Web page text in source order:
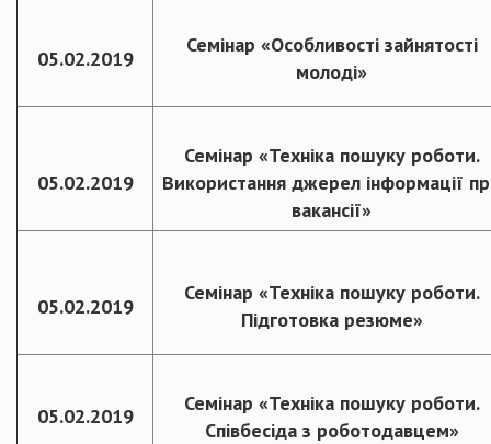
05.02.2019
Семінар «Особливості зайнятості
молоді»
05.02.2019
Семінар «Техніка пошуку роботи.
Використання джерел інформації
вакансії»
05.02.2019
Семінар «Техніка пошуку роботи.
Підготовка резюме»
05.02.2019
Семінар «Техніка пошуку роботи.
Співбесіда з роботодавцем»